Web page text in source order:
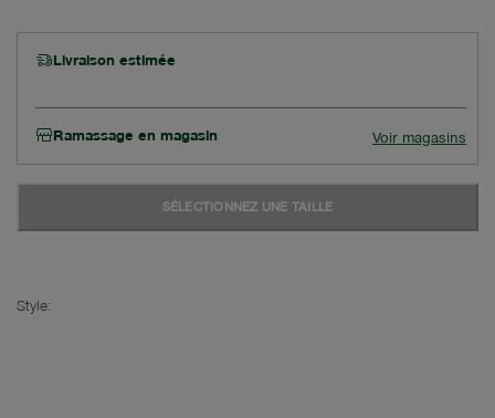
Livraison estimée
Ramassage en magasin Voir magasins
SÉLECTIONNEZ UNE TAILLE
Style: